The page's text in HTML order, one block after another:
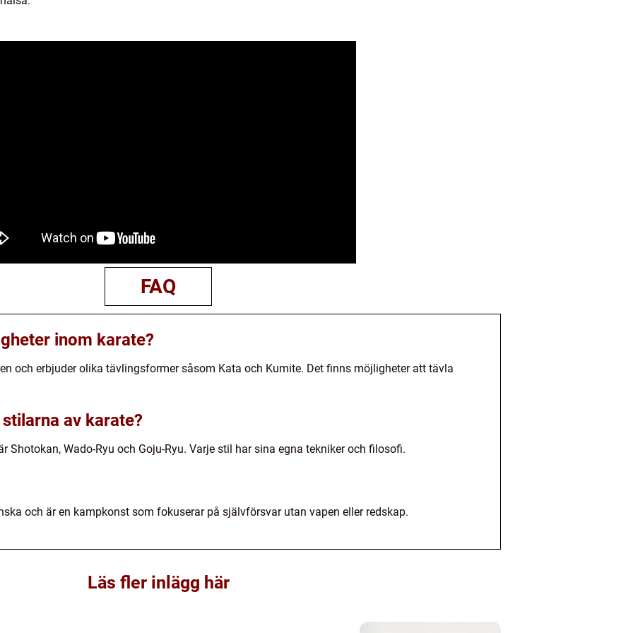
FAQ
inom karate?
och erbjuder olika tävlingsformer såsom Kata och Kumite. Det finns möjligheter att tävla
av karate?
Shotokan, Wado-Ryu och Goju-Ryu. Varje stil har sina egna tekniker och filosofi.
och är en kampkonst som fokuserar på självförsvar utan vapen eller redskap.
Läs fler inlägg här